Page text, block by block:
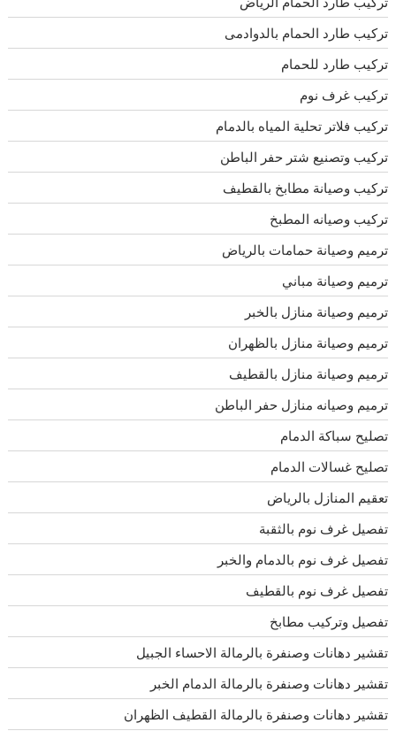
تركيب طارد الحمام بالدوادمى
تركيب طارد للحمام
تركيب غرف نوم
تركيب فلاتر تحلية المياه بالدمام
تركيب وتصنيع شتر حفر الباطن
تركيب وصيانة مطابخ بالقطيف
تركيب وصيانه المطبخ
ترميم وصيانة حمامات بالرياض
ترميم وصيانة مباني
ترميم وصيانة منازل بالخبر
ترميم وصيانة منازل بالظهران
ترميم وصيانة منازل بالقطيف
ترميم وصيانه منازل حفر الباطن
تصليح سباكة الدمام
تصليح غسالات الدمام
تعقيم المنازل بالرياض
تفصيل غرف نوم بالثقبة
تفصيل غرف نوم بالدمام والخبر
تفصيل غرف نوم بالقطيف
تفصيل وتركيب مطابخ
تقشير دهانات وصنفرة بالرمالة الاحساء الجبيل
تقشير دهانات وصنفرة بالرمالة الدمام الخبر
تقشير دهانات وصنفرة بالرمالة القطيف الظهران